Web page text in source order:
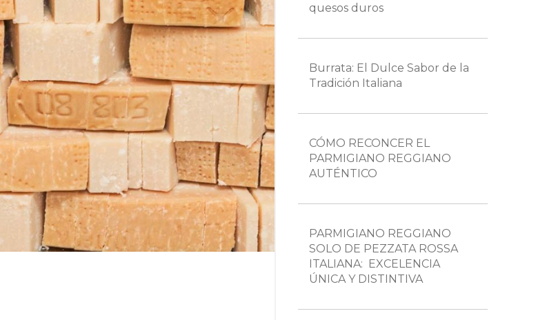
quesos duros
Burrata: El Dulce Sabor de la
Tradición Italiana
CÓMO RECONCER EL
PARMIGIANO REGGIANO
AUTÉNTICO
PARMIGIANO REGGIANO
SOLO DE PEZZATA ROSSA
ITALIANA: EXCELENCIA
ÚNICA Y DISTINTIVA